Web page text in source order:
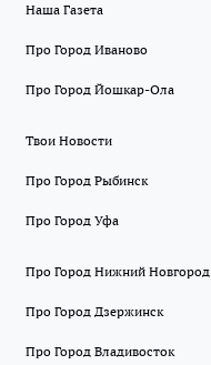
Наша Газета
Про Город Иваново
Про Город Йошкар-Ола
Твои Новости
Про Город Рыбинск
Про Город Уфа
Про Город Нижний Новгород
Про Город Дзержинск
Про Город Владивосток